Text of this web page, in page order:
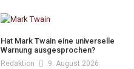
Hat Mark Twain eine universelle
Warnung ausgesprochen?
Redaktion 9. August 2026